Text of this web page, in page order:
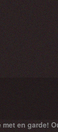
met en garde!